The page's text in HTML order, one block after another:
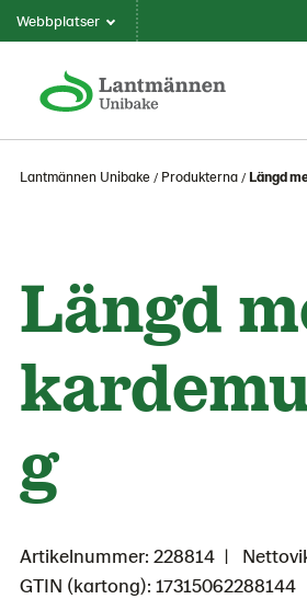
Webbplatser
Lantmännen Unibake Produkterna Längd
Längd
g
Artikelnummer: 228814
GTIN (kartong): 17315062288144